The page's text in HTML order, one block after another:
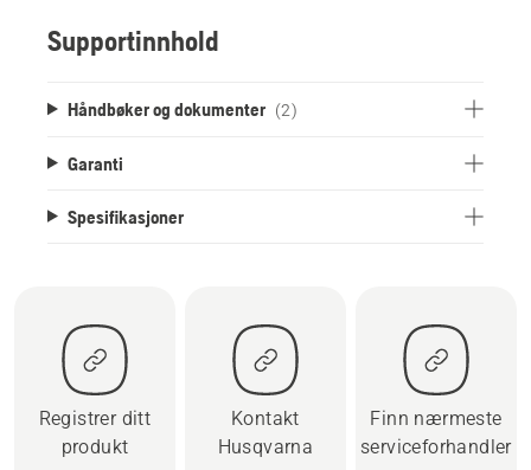
Supportinnhold
Håndbøker og dokumenter (2)
Garanti
Spesifikasjoner
Registrer ditt
produkt
Kontakt
Husqvarna
Finn nærmeste
serviceforhandler